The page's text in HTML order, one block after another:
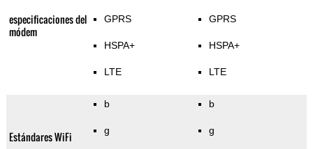
especificaciones del
módem
GPRS
HSPA+
LTE
GPRS
HSPA+
LTE
Estándares WiFi
b
g
b
g